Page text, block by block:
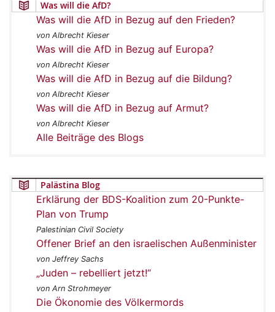
Was will die AfD?
Was will die AfD in Bezug auf den Frieden?
von Albrecht Kieser
Was will die AfD in Bezug auf Europa?
von Albrecht Kieser
Was will die AfD in Bezug auf die Bildung?
von Albrecht Kieser
Was will die AfD in Bezug auf Armut?
von Albrecht Kieser
Alle Beiträge des Blogs
Palästina Blog
Erklärung der BDS-Koalition zum 20-Punkte-
Plan von Trump
Palestinian Civil Society
Offener Brief an den israelischen Außenminister
von Jeffrey Sachs
„Juden – rebelliert jetzt!“
von Arn Strohmeyer
Die Ökonomie des Völkermords